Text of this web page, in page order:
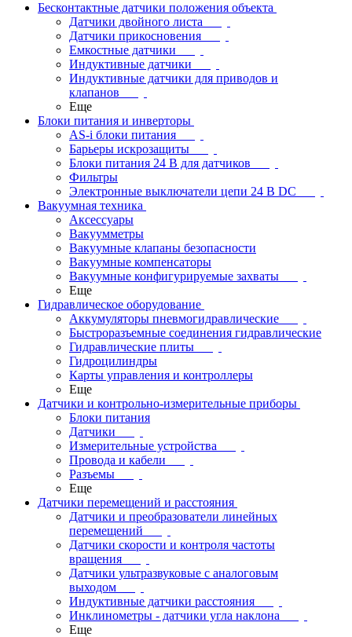
Бесконтактные датчики положения объекта
Датчики двойного листа
Датчики прикосновения
Емкостные датчики
Индуктивные датчики
Индуктивные датчики для приводов и
клапанов
Еще
Блоки питания и инверторы
AS-i блоки питания
Барьеры искрозащиты
Блоки питания 24 В для датчиков
Фильтры
Электронные выключатели цепи 24 В DC
Вакуумная техника
Аксессуары
Вакуумметры
Вакуумные клапаны безопасности
Вакуумные компенсаторы
Вакуумные конфигурируемые захваты
Еще
Гидравлическое оборудование
Аккумуляторы пневмогидравлические
Быстроразъемные соединения гидравлические
Гидравлические плиты
Гидроцилиндры
Карты управления и контроллеры
Еще
Датчики и контрольно-измерительные приборы
Блоки питания
Датчики
Измерительные устройства
Провода и кабели
Разъемы
Еще
Датчики перемещений и расстояния
Датчики и преобразователи линейных
перемещений
Датчики скорости и контроля частоты
вращения
Датчики ультразвуковые с аналоговым
выходом
Индуктивные датчики расстояния
Инклинометры - датчики угла наклона
Еще